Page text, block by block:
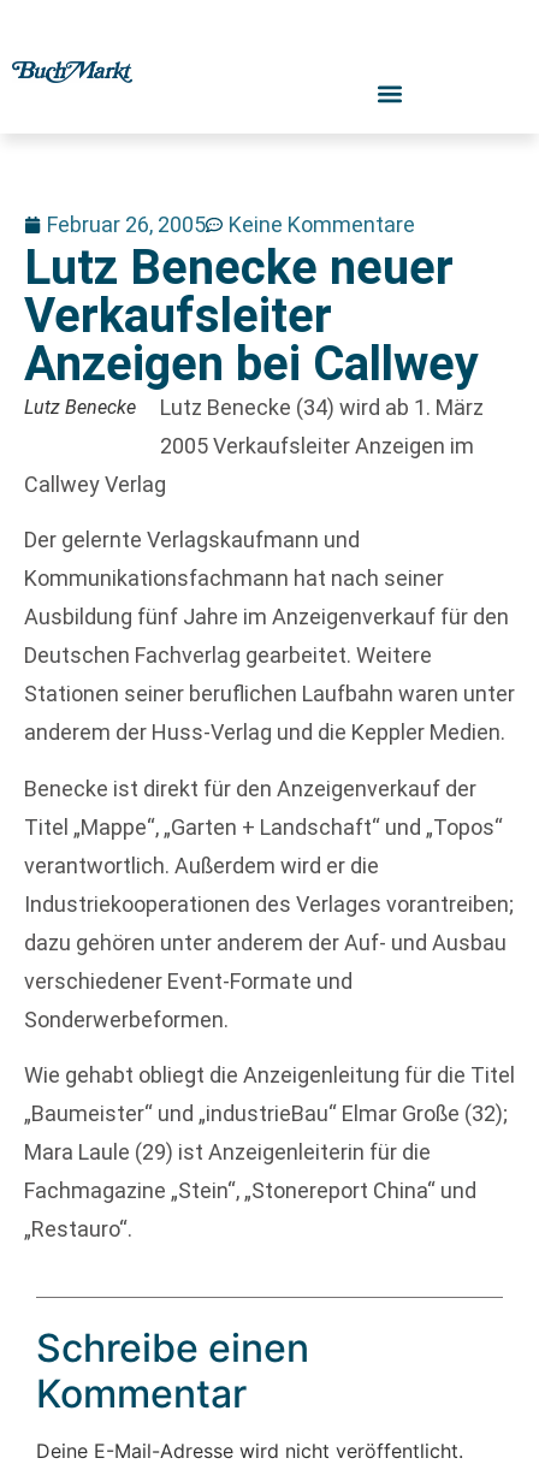
Februar 26, 2005 Keine Kommentare
Lutz Benecke neuer
Verkaufsleiter
Anzeigen bei Callwey
Lutz Benecke
Lutz Benecke (34) wird ab 1. März
2005 Verkaufsleiter Anzeigen im
Callwey Verlag
Der gelernte Verlagskaufmann und
Kommunikationsfachmann hat nach seiner
Ausbildung fünf Jahre im Anzeigenverkauf für den
Deutschen Fachverlag gearbeitet. Weitere
Stationen seiner beruflichen Laufbahn waren unter
anderem der Huss-Verlag und die Keppler Medien.
Benecke ist direkt für den Anzeigenverkauf der
Titel „Mappe“, „Garten + Landschaft“ und „Topos“
verantwortlich. Außerdem wird er die
Industriekooperationen des Verlages vorantreiben;
dazu gehören unter anderem der Auf- und Ausbau
verschiedener Event-Formate und
Sonderwerbeformen.
Wie gehabt obliegt die Anzeigenleitung für die Titel
„Baumeister“ und „industrieBau“ Elmar Große (32);
Mara Laule (29) ist Anzeigenleiterin für die
Fachmagazine „Stein“, „Stonereport China“ und
„Restauro“.
Schreibe einen
Kommentar
Deine E-Mail-Adresse wird nicht veröffentlicht.